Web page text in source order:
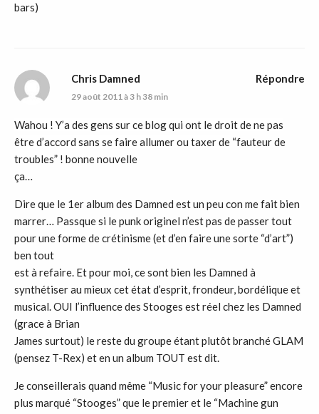
bars)
Chris Damned
29 août 2011 à 3 h 38 min
Wahou ! Y’a des gens sur ce blog qui ont le droit de ne pas
être d’accord sans se faire allumer ou taxer de “fauteur de
troubles” ! bonne nouvelle
ça…
Dire que le 1er album des Damned est un peu con me fait bien
marrer… Passque si le punk originel n’est pas de passer tout
pour une forme de crétinisme (et d’en faire une sorte “d’art”)
ben tout
est à refaire. Et pour moi, ce sont bien les Damned à
synthétiser au mieux cet état d’esprit, frondeur, bordélique et
musical. OUI l’influence des Stooges est réel chez les Damned
(grace à Brian
James surtout) le reste du groupe étant plutôt branché GLAM
(pensez T-Rex) et en un album TOUT est dit.
Je conseillerais quand même “Music for your pleasure” encore
plus marqué “Stooges” que le premier et le “Machine gun
Répondre